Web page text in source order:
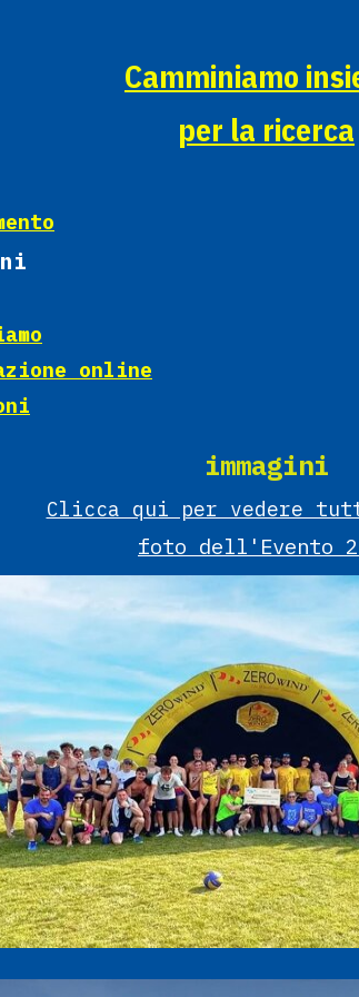
Camminiamo
per la ricerca
online
immagini
Clicca qui per vedere
foto dell'Evento